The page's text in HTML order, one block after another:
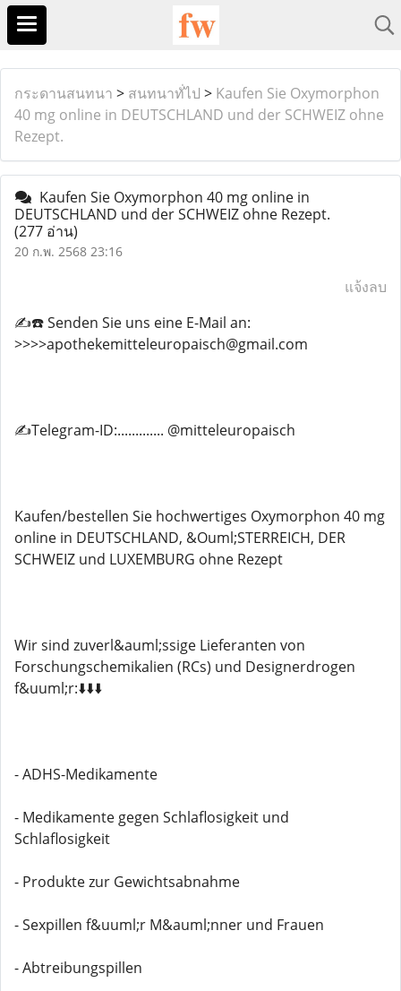
กระดานสนทนา > สนทนาทั่ไป > Kaufen Sie Oxymorphon
40 mg online in DEUTSCHLAND und der SCHWEIZ ohne
Rezept.
Kaufen Sie Oxymorphon 40 mg online in
DEUTSCHLAND und der SCHWEIZ ohne Rezept.
(277 อ่าน)
20 ก.พ. 2568 23:16
แจ้งลบ
✍️☎️ Senden Sie uns eine E-Mail an:
>>>>apothekemitteleuropaisch@gmail.com
✍️Telegram-ID:............. @mitteleuropaisch
Kaufen/bestellen Sie hochwertiges Oxymorphon 40 mg
online in DEUTSCHLAND, &Ouml;STERREICH, DER
SCHWEIZ und LUXEMBURG ohne Rezept
Wir sind zuverl&auml;ssige Lieferanten von
Forschungschemikalien (RCs) und Designerdrogen
f&uuml;r:⬇️⬇️⬇️
- ADHS-Medikamente
- Medikamente gegen Schlaflosigkeit und
Schlaflosigkeit
- Produkte zur Gewichtsabnahme
- Sexpillen f&uuml;r M&auml;nner und Frauen
- Abtreibungspillen